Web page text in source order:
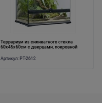
Террариум из силикатного стекла
60х45х60см с дверцами, покровной
Артикул: PT-2612